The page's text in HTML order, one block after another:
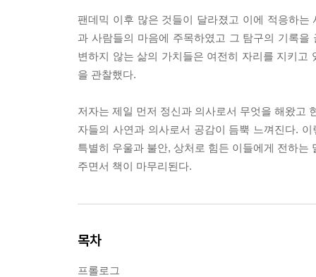
팬데믹 이후 많은 것들이 달라졌고 이에 적응하
과 사람들의 마음에 주목하였고 그 탐구의 기록
변하지 않는 삶의 가치들은 여전히 자리를 지키
을 관찰했다.
저자는 제일 먼저 정신과 의사로서 무엇을 해왔고
자들의 사연과 의사로서 공감이 듬뿍 느껴진다.
특별히 우울과 불안, 상처로 힘든 이들에게 전하
주면서 책이 마무리된다.
목차
프롤로그